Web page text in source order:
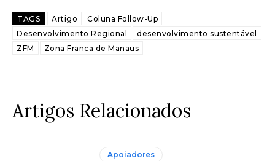
TAGS Artigo
Coluna Follow-Up
Desenvolvimento Regional
desenvolvimento sustentável
ZFM
Zona Franca de Manaus
Artigos Relacionados
Apoiadores